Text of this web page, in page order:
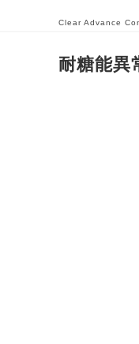
Clear Advance
耐糖能異